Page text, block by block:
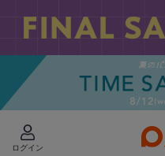
ログイン